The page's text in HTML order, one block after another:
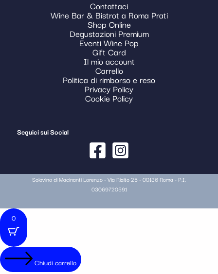
Contattaci
Wine Bar & Bistrot a Roma Prati
Shop Online
Degustazioni Premium
Eventi Wine Pop
Gift Card
Il mio account
Carrello
Politica di rimborso e reso
Privacy Policy
Cookie Policy
Seguici sui Social
Solovino di Macinanti Lorenzo - Via Rialto 25 - 00136 Roma - P.I.
03069720591
0
Chiudi carrello